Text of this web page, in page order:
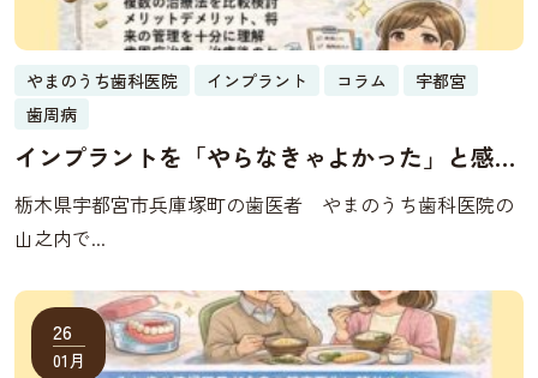
やまのうち歯科医院 インプラント コラム
宇都宮
歯周病
インプラントを「やらなきゃよかった」と感じ
るのはどんな時？後悔を防ぐために知っておく
べき本当の話
栃木県宇都宮市兵庫塚町の歯医者 やまのうち歯科医院の
山之内で...
26
01月